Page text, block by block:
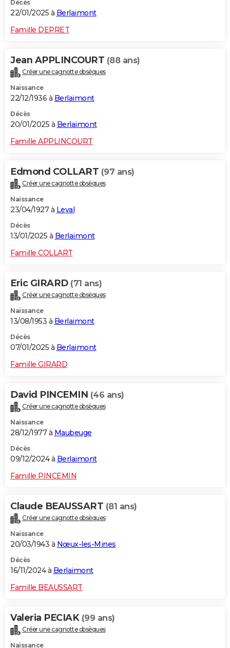
Décès
22/01/2025 à Berlaimont
Famille DEPRET
Jean APPLINCOURT (88 ans)
Créer une cagnotte obsèques
Naissance
22/12/1936 à Berlaimont
Décès
20/01/2025 à Berlaimont
Famille APPLINCOURT
Edmond COLLART (97 ans)
Créer une cagnotte obsèques
Naissance
23/04/1927 à Leval
Décès
13/01/2025 à Berlaimont
Famille COLLART
Eric GIRARD (71 ans)
Créer une cagnotte obsèques
Naissance
13/08/1953 à Berlaimont
Décès
07/01/2025 à Berlaimont
Famille GIRARD
David PINCEMIN (46 ans)
Créer une cagnotte obsèques
Naissance
28/12/1977 à Maubeuge
Décès
09/12/2024 à Berlaimont
Famille PINCEMIN
Claude BEAUSSART (81 ans)
Créer une cagnotte obsèques
Naissance
20/03/1943 à Nœux-les-Mines
Décès
16/11/2024 à Berlaimont
Famille BEAUSSART
Valeria PECIAK (99 ans)
Créer une cagnotte obsèques
Naissance